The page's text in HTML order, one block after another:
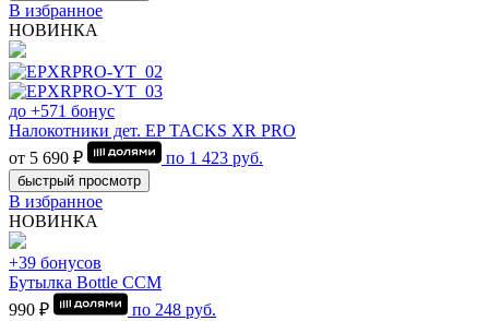
В избранное
НОВИНКА
до +571 бонус
Налокотники дет. EP TACKS XR PRO
от 5 690 ₽
по 1 423 руб.
быстрый просмотр
В избранное
НОВИНКА
+39 бонусов
Бутылка Bottle CCM
990 ₽
по 248 руб.